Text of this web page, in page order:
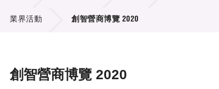
項目及資助計劃
活動及消息
業界活動 創智營商博覽 2020
創智營商博覽 2020